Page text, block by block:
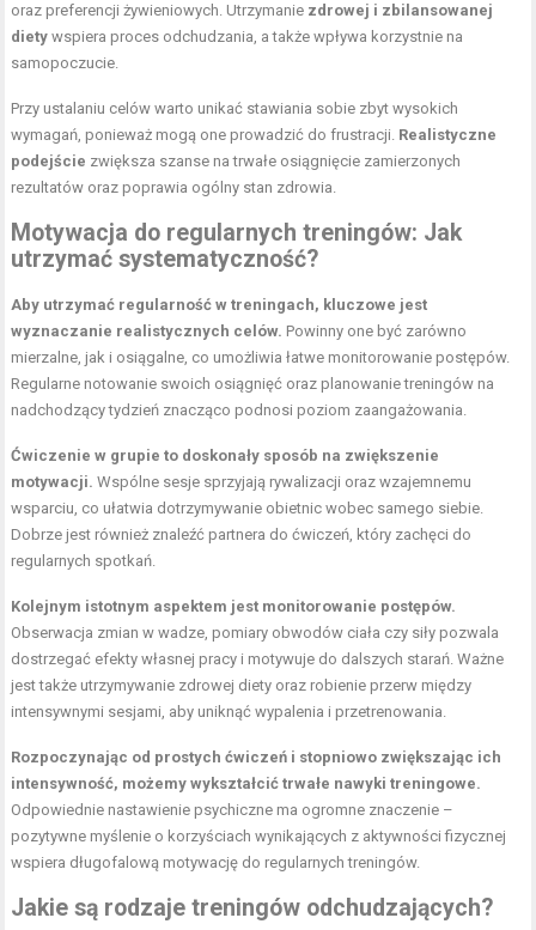
oraz preferencji żywieniowych. Utrzymanie zdrowej i zbilansowanej
diety wspiera proces odchudzania, a także wpływa korzystnie na
samopoczucie.
Przy ustalaniu celów warto unikać stawiania sobie zbyt wysokich
wymagań, ponieważ mogą one prowadzić do frustracji. Realistyczne
podejście zwiększa szanse na trwałe osiągnięcie zamierzonych
rezultatów oraz poprawia ogólny stan zdrowia.
Motywacja do regularnych treningów: Jak
utrzymać systematyczność?
Aby utrzymać regularność w treningach, kluczowe jest
wyznaczanie realistycznych celów. Powinny one być zarówno
mierzalne, jak i osiągalne, co umożliwia łatwe monitorowanie postępów.
Regularne notowanie swoich osiągnięć oraz planowanie treningów na
nadchodzący tydzień znacząco podnosi poziom zaangażowania.
Ćwiczenie w grupie to doskonały sposób na zwiększenie
motywacji. Wspólne sesje sprzyjają rywalizacji oraz wzajemnemu
wsparciu, co ułatwia dotrzymywanie obietnic wobec samego siebie.
Dobrze jest również znaleźć partnera do ćwiczeń, który zachęci do
regularnych spotkań.
Kolejnym istotnym aspektem jest monitorowanie postępów.
Obserwacja zmian w wadze, pomiary obwodów ciała czy siły pozwala
dostrzegać efekty własnej pracy i motywuje do dalszych starań. Ważne
jest także utrzymywanie zdrowej diety oraz robienie przerw między
intensywnymi sesjami, aby uniknąć wypalenia i przetrenowania.
Rozpoczynając od prostych ćwiczeń i stopniowo zwiększając ich
intensywność, możemy wykształcić trwałe nawyki treningowe.
Odpowiednie nastawienie psychiczne ma ogromne znaczenie –
pozytywne myślenie o korzyściach wynikających z aktywności fizycznej
wspiera długofalową motywację do regularnych treningów.
Jakie są rodzaje treningów odchudzających?